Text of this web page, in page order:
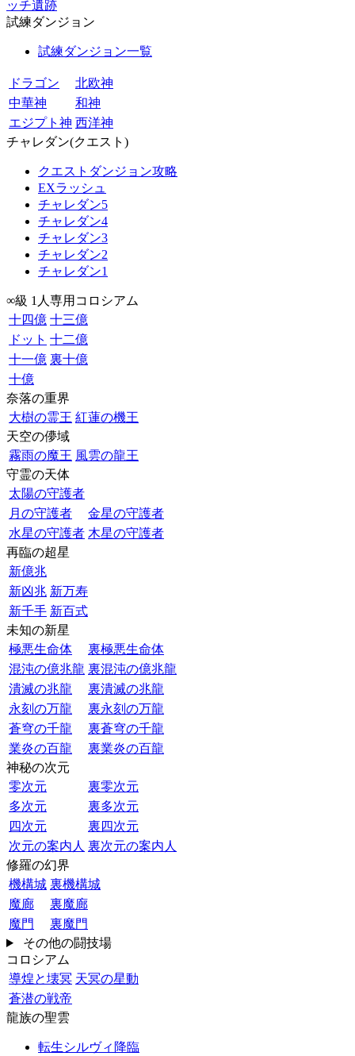
ッチ遺跡
試練ダンジョン
試練ダンジョン一覧
ドラゴン
北欧神
中華神
和神
エジプト神 西洋神
チャレダン(クエスト)
クエストダンジョン攻略
EXラッシュ
チャレダン5
チャレダン4
チャレダン3
チャレダン2
チャレダン1
∞級 1人専用コロシアム
十四億 十三億
ドット 十二億
十一億 裏十億
十億
奈落の重界
大樹の霊王 紅蓮の機王
天空の儚域
霧雨の魔王 風雲の龍王
守霊の天体
太陽の守護者
月の守護者
金星の守護者
水星の守護者 木星の守護者
再臨の超星
新億兆
新凶兆 新万寿
新千手 新百式
未知の新星
極悪生命体
裏極悪生命体
混沌の億兆龍 裏混沌の億兆龍
潰滅の兆龍
裏潰滅の兆龍
永刻の万龍
裏永刻の万龍
蒼穹の千龍
裏蒼穹の千龍
業炎の百龍
裏業炎の百龍
神秘の次元
零次元
裏零次元
多次元
裏多次元
四次元
裏四次元
次元の案内人 裏次元の案内人
修羅の幻界
機構城 裏機構城
魔廊
裏魔廊
魔門
裏魔門
その他の闘技場
コロシアム
導煌と壊冥 天冥の星動
蒼潜の戦帝
龍族の聖雲
転生シルヴィ降臨